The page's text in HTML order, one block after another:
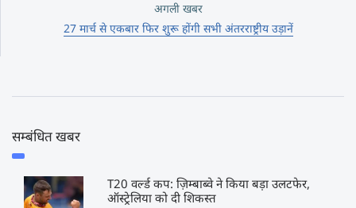
अगली खबर
27 मार्च से एकबार फिर शुरू होंगी सभी अंतरराष्ट्रीय उड़ानें
सम्बंधित खबर
T20 वर्ल्ड कप: ज़िम्बाब्वे ने किया बड़ा उलटफेर,
ऑस्ट्रेलिया को दी शिकस्त